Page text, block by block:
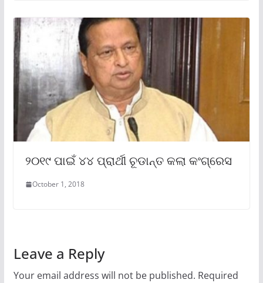
୨୦୧୯ ପାଇଁ ୪୪ ପ୍ରାର୍ଥୀ ଚୂଡାନ୍ତ କଲା କଂଗ୍ରେସ
October 1, 2018
Leave a Reply
Your email address will not be published. Required